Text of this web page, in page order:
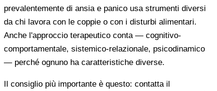
prevalentemente di ansia e panico usa strumenti diversi
da chi lavora con le coppie o con i disturbi alimentari.
Anche l'approccio terapeutico conta — cognitivo-
comportamentale, sistemico-relazionale, psicodinamico
— perché ognuno ha caratteristiche diverse.
Il consiglio più importante è questo: contatta il